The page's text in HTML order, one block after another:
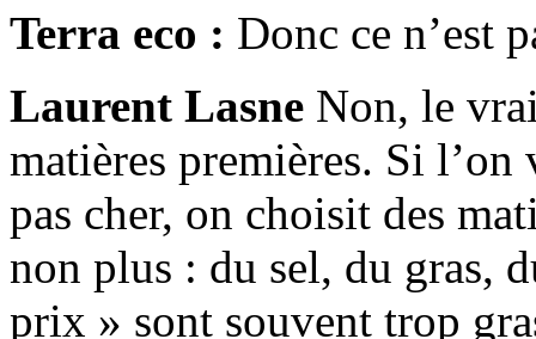
Terra eco : Donc ce n’est
Laurent Lasne Non, le
matières premières. Si
pas cher, on choisit des
non plus : du sel, du gras,
prix » sont souvent trop